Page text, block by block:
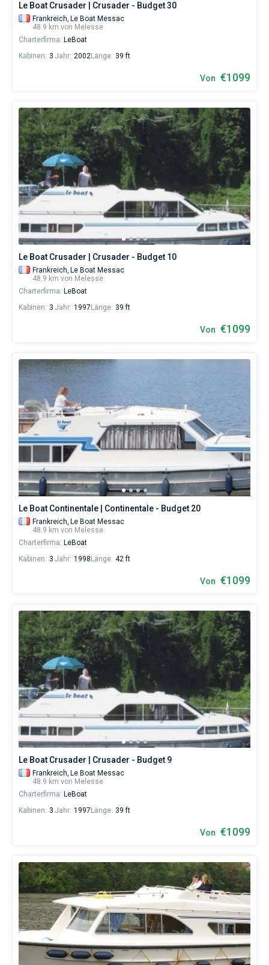
Le Boat Crusader | Crusader - Budget 30
Frankreich, Le Boat Messac
48.9 km von Melesse
Charterfirma: LeBoat
Kabinen: 3 Jahr: 2002Länge: 39 ft
Von €1099
Le Boat Crusader | Crusader - Budget 10
Frankreich, Le Boat Messac
48.9 km von Melesse
Charterfirma: LeBoat
Kabinen: 3 Jahr: 1997 Länge: 39 ft
Von €1099
Le Boat Continentale | Continentale - Budget 20
Frankreich, Le Boat Messac
48.9 km von Melesse
Charterfirma: LeBoat
Kabinen: 3 Jahr: 1998 Länge: 42 ft
Von €1099
Le Boat Crusader | Crusader - Budget 9
Frankreich, Le Boat Messac
48.9 km von Melesse
Charterfirma: LeBoat
Kabinen: 3 Jahr: 1997 Länge: 39 ft
Von €1099